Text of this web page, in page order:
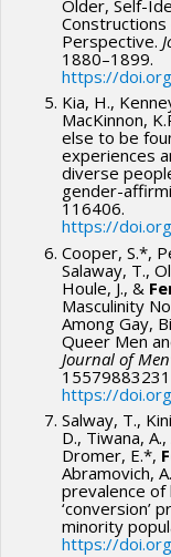
Older, Self-
Constructions
Perspective.
1880–1899.
https://
Kia, H.,
MacKinnon,
else to be
experiences
diverse
gender-
116406.
https://
Cooper, S.*,
Salaway, T.,
Houle, J., &
Masculinity
Among Gay,
Queer Men
Journal of
https://
Salway, T.,
D., Tiwana,
Dromer, E.*,
Abramovich,
prevalence
‘conversion’
minority
https://